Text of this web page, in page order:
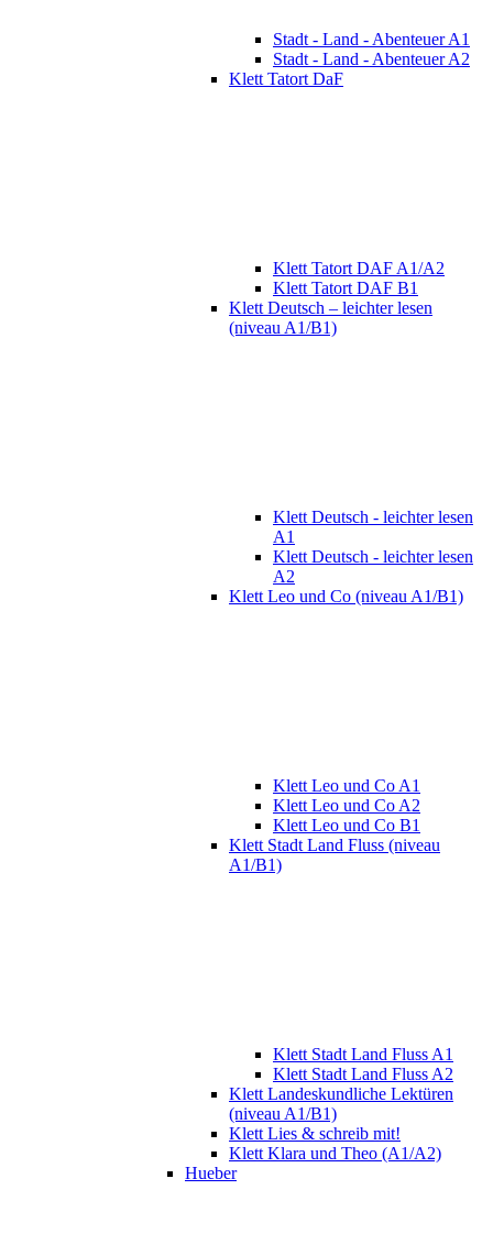
Stadt - Land - Abenteuer A1
Stadt - Land - Abenteuer A2
Klett Tatort DaF
Klett Tatort DAF A1/A2
Klett Tatort DAF B1
Klett Deutsch – leichter lesen
(niveau A1/B1)
Klett Deutsch - leichter lesen
A1
Klett Deutsch - leichter lesen
A2
Klett Leo und Co (niveau A1/B1)
Klett Leo und Co A1
Klett Leo und Co A2
Klett Leo und Co B1
Klett Stadt Land Fluss (niveau
A1/B1)
Klett Stadt Land Fluss A1
Klett Stadt Land Fluss A2
Klett Landeskundliche Lektüren
(niveau A1/B1)
Klett Lies & schreib mit!
Klett Klara und Theo (A1/A2)
Hueber